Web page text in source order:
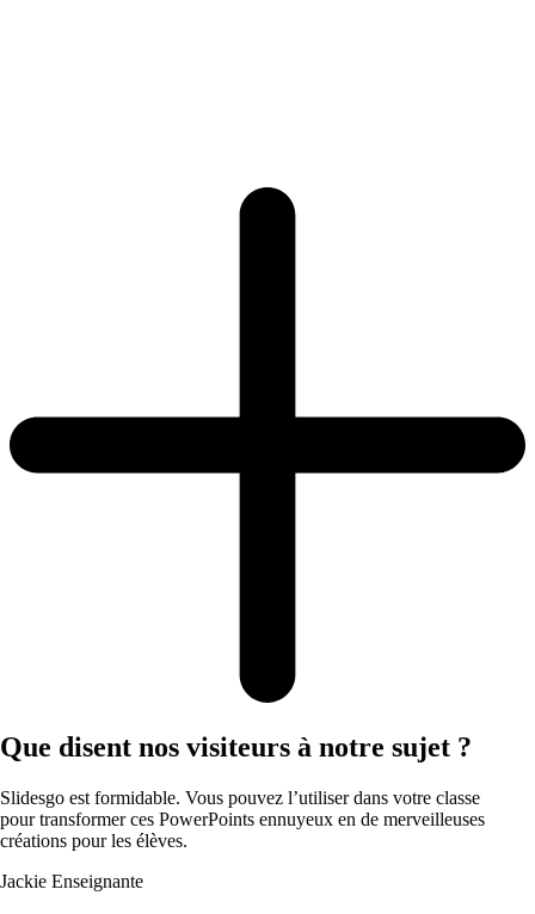
Que disent nos visiteurs à notre sujet ?
Slidesgo est formidable. Vous pouvez l’utiliser dans votre classe
pour transformer ces PowerPoints ennuyeux en de merveilleuses
créations pour les élèves.
Jackie Enseignante